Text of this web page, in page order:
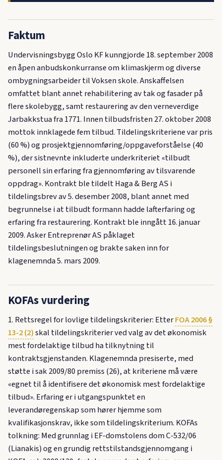
Faktum
Undervisningsbygg Oslo KF kunngjorde 18. september 2008
en åpen anbudskonkurranse om klimaskjerm og diverse
ombygningsarbeider til Voksen skole. Anskaffelsen
omfattet blant annet rehabilitering av tak og fasader på
flere skolebygg, samt restaurering av den verneverdige
Jarbakkstua fra 1771. Innen tilbudsfristen 27. oktober 2008
mottok innklagede fem tilbud. Tildelingskriteriene var pris
(60 %) og prosjektgjennomføring/oppgaveforståelse (40
%), der sistnevnte inkluderte underkriteriet «tilbudt
personell sin erfaring fra gjennomføring av tilsvarende
oppdrag». Kontrakt ble tildelt Haga & Berg AS i
tildelingsbrev av 5. desember 2008, blant annet med
begrunnelse i at tilbudt formann hadde lafterfaring og
erfaring fra restaurering. Kontrakt ble inngått 16. januar
2009. Asker Entreprenør AS påklaget
tildelingsbeslutningen og brakte saken inn for
klagenemnda 5. mars 2009.
KOFAs vurdering
1. Rettsregel for lovlige tildelingskriterier: EtterFOA 2006 §
13-2 (2)skal tildelingskriterier ved valg av det økonomisk
mest fordelaktige tilbud ha tilknytning til
kontraktsgjenstanden. Klagenemnda presiserte, med
støtte i sak 2009/80 premiss (26), at kriteriene må være
«egnet til å identifisere det økonomisk mest fordelaktige
tilbud». Erfaring er i utgangspunktet en
leverandøregenskap som hører hjemme som
kvalifikasjonskrav, ikke som tildelingskriterium. KOFAs
tolkning: Med grunnlag i EF-domstolens dom C-532/06
(Lianakis) og en grundig rettstilstandsgjennomgang i